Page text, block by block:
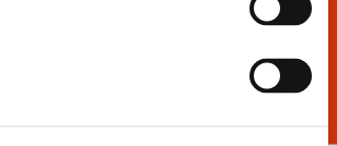
Cadeaukiezer